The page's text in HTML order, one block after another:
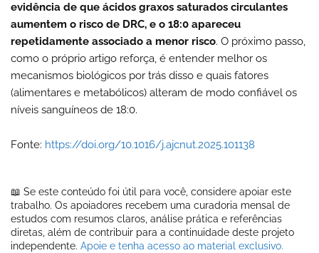
evidência de que ácidos graxos saturados circulantes
aumentem o risco de DRC, e o 18:0 apareceu
repetidamente associado a menor risco. O próximo passo,
como o próprio artigo reforça, é entender melhor os
mecanismos biológicos por trás disso e quais fatores
(alimentares e metabólicos) alteram de modo confiável os
níveis sanguíneos de 18:0.
Fonte: https://doi.org/10.1016/j.ajcnut.2025.101138
📖 Se este conteúdo foi útil para você, considere apoiar este
trabalho. Os apoiadores recebem uma curadoria mensal de
estudos com resumos claros, análise prática e referências
diretas, além de contribuir para a continuidade deste projeto
independente. Apoie e tenha acesso ao material exclusivo.